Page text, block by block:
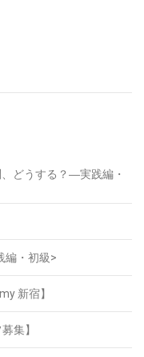
どうする？―実践編・
編・初級>
新宿】
集】